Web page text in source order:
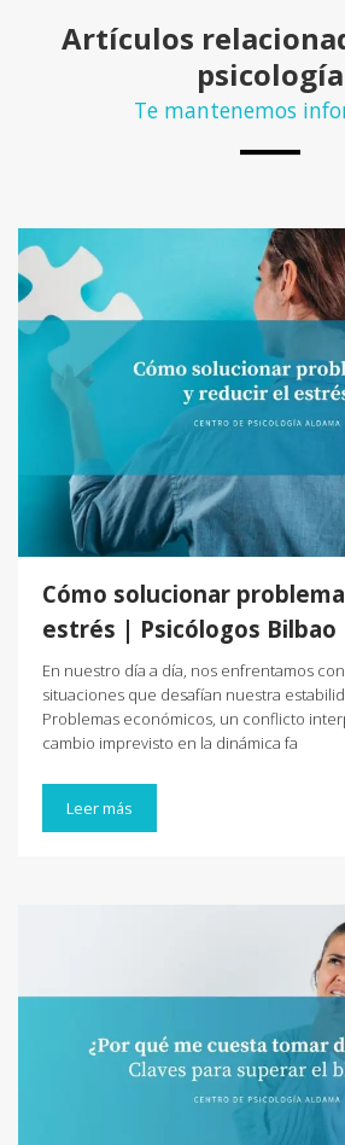
Artículos
psicología
Te mantenemos
Cómo solucionar
estrés | Psicólogos Bilbao
En nuestro día a día, nos enfrentamos
situaciones que desafían nuestra
Problemas económicos, un conflicto
cambio imprevisto en la dinámica fa
Leer más